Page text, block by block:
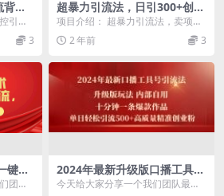
景
的三
引流
创意
3
超暴力引流法，日引300+创业
粉，卖项目月入10W+
项目介绍： 超暴力引流法，卖项目
月收入10W+！！！2024最赚钱的
项目，如果在...
2 年前 3
键操
好上
团队
2024年最新升级版口播工具号
引流法，十分钟一条爆款作
今天给大家分享一个我们团队最新